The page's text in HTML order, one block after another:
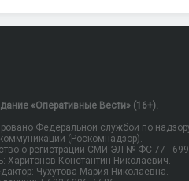
«Оперативные Вести» (16+).
Федеральной службой по
(Роскомнадзор).
о регистрации СМИ ЭЛ № ФС 77 -
Харитонов Константин Николаевич.
Чухутова Мария Николаевна.